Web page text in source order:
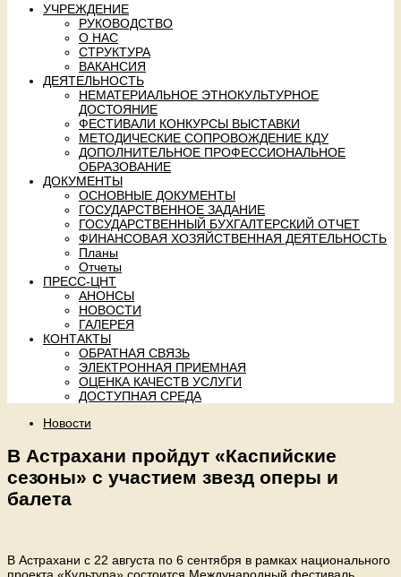
УЧРЕЖДЕНИЕ
РУКОВОДСТВО
О НАС
СТРУКТУРА
ВАКАНСИЯ
ДЕЯТЕЛЬНОСТЬ
НЕМАТЕРИАЛЬНОЕ ЭТНОКУЛЬТУРНОЕ
ДОСТОЯНИЕ
ФЕСТИВАЛИ КОНКУРСЫ ВЫСТАВКИ
МЕТОДИЧЕСКИЕ СОПРОВОЖДЕНИЕ КДУ
ДОПОЛНИТЕЛЬНОЕ ПРОФЕССИОНАЛЬНОЕ
ОБРАЗОВАНИЕ
ДОКУМЕНТЫ
ОСНОВНЫЕ ДОКУМЕНТЫ
ГОСУДАРСТВЕННОЕ ЗАДАНИЕ
ГОСУДАРСТВЕННЫЙ БУХГАЛТЕРСКИЙ ОТЧЕТ
ФИНАНСОВАЯ ХОЗЯЙСТВЕННАЯ ДЕЯТЕЛЬНОСТЬ
Планы
Отчеты
ПРЕСС-ЦНТ
АНОНСЫ
НОВОСТИ
ГАЛЕРЕЯ
КОНТАКТЫ
ОБРАТНАЯ СВЯЗЬ
ЭЛЕКТРОННАЯ ПРИЕМНАЯ
ОЦЕНКА КАЧЕСТВ УСЛУГИ
ДОСТУПНАЯ СРЕДА
Новости
В Астрахани пройдут «Каспийские
сезоны» с участием звезд оперы и
балета
В Астрахани с 22 августа по 6 сентября в рамках национального